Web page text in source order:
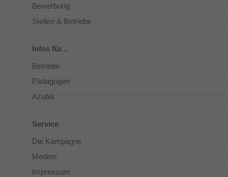
Bewerbung
Stellen & Betriebe
Infos für...
Betriebe
Pädagogen
Azubis
Service
Die Kampagne
Medien
Impressum